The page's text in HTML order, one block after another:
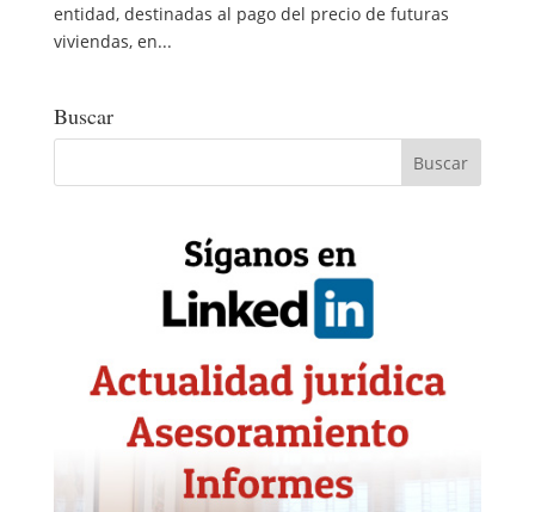
entidad, destinadas al pago del precio de futuras
viviendas, en...
Buscar